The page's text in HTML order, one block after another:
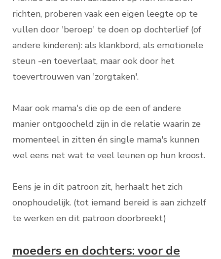
richten, proberen vaak een eigen leegte op te
vullen door 'beroep' te doen op dochterlief (of
andere kinderen): als klankbord, als emotionele
steun -en toeverlaat, maar ook door het
toevertrouwen van 'zorgtaken'.
Maar ook mama's die op de een of andere
manier ontgoocheld zijn in de relatie waarin ze
momenteel in zitten én single mama's kunnen
wel eens net wat te veel leunen op hun kroost.
Eens je in dit patroon zit, herhaalt het zich
onophoudelijk. (tot iemand bereid is aan zichzelf
te werken en dit patroon doorbreekt)
moeders en dochters: voor de